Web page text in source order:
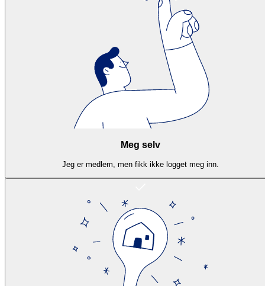
Meg selv
Jeg er medlem, men fikk ikke logget meg inn.